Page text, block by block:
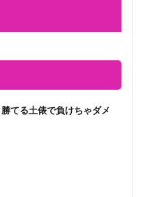
勝てる土俵で負けちゃダメ